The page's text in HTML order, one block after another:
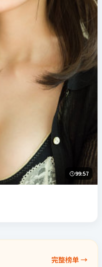
99:57
完整榜单 →